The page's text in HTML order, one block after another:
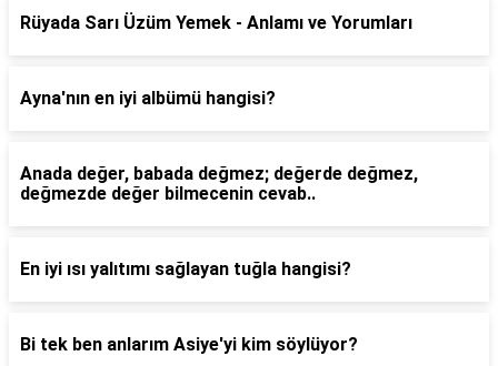
Rüyada Sarı Üzüm Yemek - Anlamı ve Yorumları
Ayna'nın en iyi albümü hangisi?
Anada değer, babada değmez; değerde değmez,
değmezde değer bilmecenin cevab..
En iyi ısı yalıtımı sağlayan tuğla hangisi?
Bi tek ben anlarım Asiye'yi kim söylüyor?